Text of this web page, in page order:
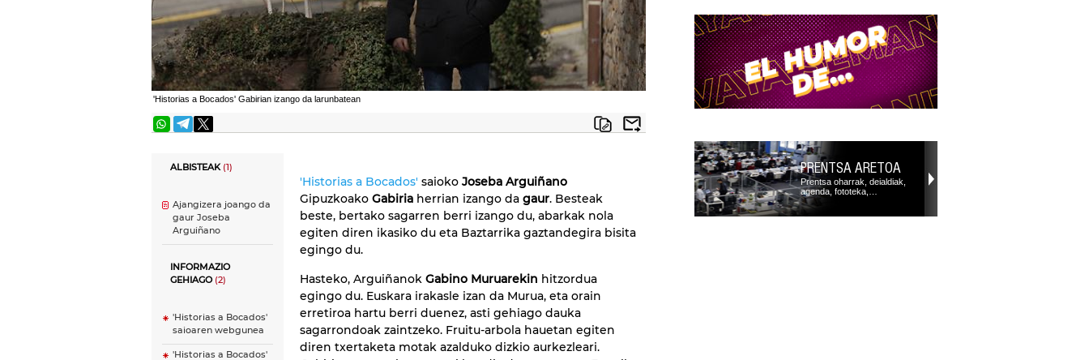
'Historias a Bocados' Gabirian izango da larunbatean
ALBISTEAK(1)
Ajangizera joango da
gaur Joseba
Arguiñano
INFORMAZIO
GEHIAGO(2)
'Historias a Bocados'
saioaren webgunea
'Historias a Bocados'
'Historias a Bocados' saioko Joseba Arguiñano
Gipuzkoako Gabiria herrian izango da gaur. Besteak
beste, bertako sagarren berri izango du, abarkak nola
egiten diren ikasiko du eta Baztarrika gaztandegira bisita
egingo du.
Hasteko, Arguiñanok Gabino Muruarekin hitzordua
egingo du. Euskara irakasle izan da Murua, eta orain
erretiroa hartu berri duenez, asti gehiago dauka
sagarrondoak zaintzeko. Fruitu-arbola hauetan egiten
diren txertaketa motak azalduko dizkio aurkezleari.
PRENTSA ARETOA
Prentsa oharrak, deialdiak,
agenda, fototeka,…